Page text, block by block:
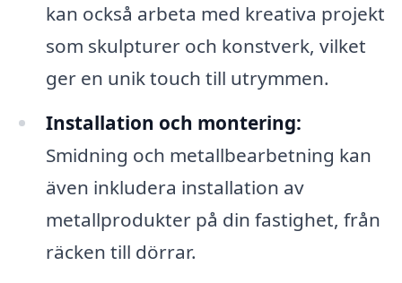
kan också arbeta med kreativa projekt
som skulpturer och konstverk, vilket
ger en unik touch till utrymmen.
Installation och montering:
Smidning och metallbearbetning kan
även inkludera installation av
metallprodukter på din fastighet, från
räcken till dörrar.